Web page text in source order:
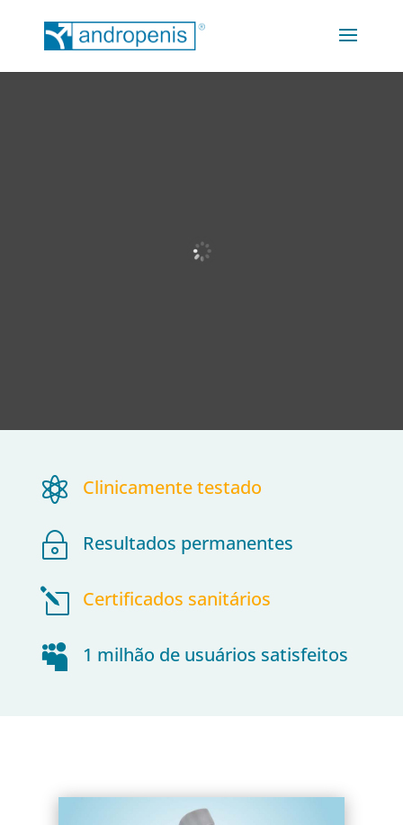
 Clinicamente testado
~ Resultados permanentes
l Certificados sanitários
 1 milhão de usuários satisfeitos